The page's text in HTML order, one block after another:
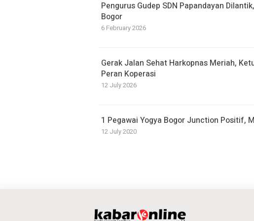
Pengurus Gudep SDN Papandayan
Bogor
6 February 2026
Gerak Jalan Sehat Harkopnas Meriah,
Peran Koperasi
12 July 2026
1 Pegawai Yogya Bogor Junction Positif,
12 July 2020